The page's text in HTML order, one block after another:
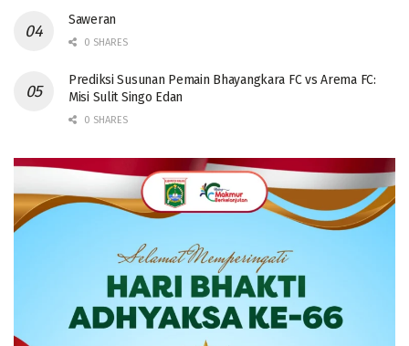
Saweran
0 SHARES
Prediksi Susunan Pemain Bhayangkara FC vs Arema FC:
Misi Sulit Singo Edan
0 SHARES